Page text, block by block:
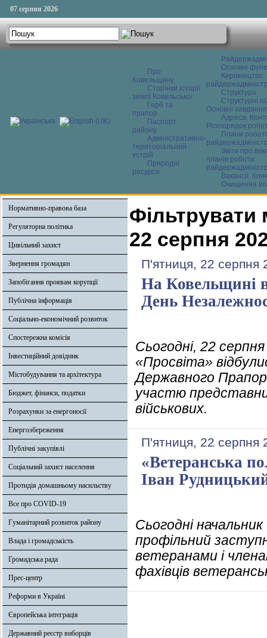
07 серпня 2026
Про
Ковельщину
Сторінки історії
землі Ковельської
Герб та
прапор
Паспорт
району
Адміністративно-
територіальний
устрій
Природні
ресурси
Основні
Керівництво
Структура
Структурні
Основні завдання
Адреса.
Розпорядок
Плани
Звіти про
планів роботи
Вакансії.
Очищення
Нормативно-правова база
Регуляторна політика
Цивільний захист
Звернення громадян
Запобігання проявам корупції
Публічна інформація
Соціально-економічний розвиток
Спостережна комісія
Інвестиційний довідник
Містобудування та архітектура
Бюджет, фінанси, податки
Розрахунки за енергоносії
Енергозбереження
Публічні закупівлі
Соціальний захист населення
Протидія домашньому насильству
Все про COVID-19
Гуманітарний розвиток району
Влада і громадськість
Громадська рада
Прес-центр
Реформи в Україні
Європейська інтеграція
Державний реєстр виборців
Фільтрувати
22 серпня
П'ятниця, 22 серпня
На Ковельщині
День
Сьогодні, 22
«Просвіта»
Державного
участю
військових.
П'ятниця, 22 серпня
«Ветеранська
Іван
Сьогодні
профільний
ветеранами і
фахівців